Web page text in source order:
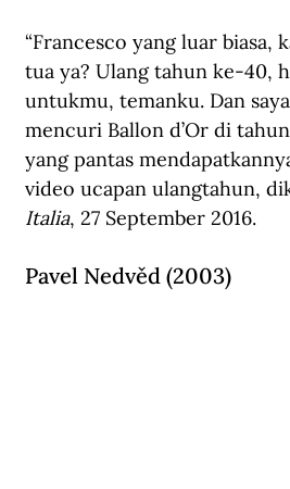
“Francesco yang luar biasa,
tua ya? Ulang tahun ke-40,
untukmu, temanku. Dan
mencuri Ballon d’Or di
yang pantas
video ucapan ulangtahun,
Italia, 27 September 2016.
Pavel Nedvěd (2003)